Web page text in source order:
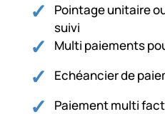
Pointage unitaire
suivi
Multi paiements
Echéancier de
Paiement multi